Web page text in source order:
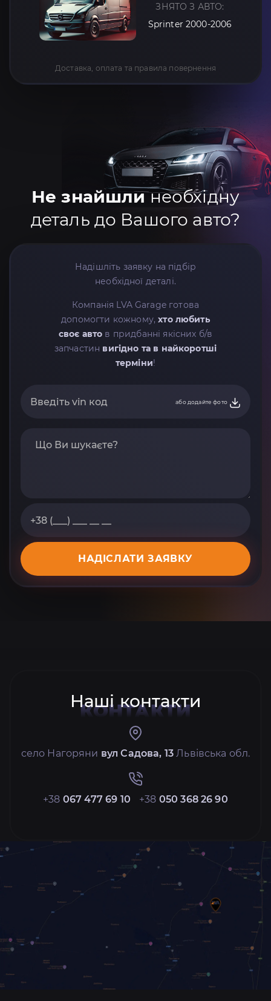
ЗНЯТО З АВТО:
Sprinter 2000-2006
Доставка, оплата та правила повернення
Не знайшлинеобхідну
деталь до Вашого авто?
Надішліть заявку на підбір
необхідної деталі.
Компанія LVA Garage готова
допомогти кожному,хто любить
своє авто в придбанні якісних б/в
запчастин вигідно та в найкоротші
терміни!
або додайте фото
НАДІСЛАТИ ЗАЯВКУ
Наші контакти
КОНТАКТИ
село Нагоряни вул Садова, 13 Львівська обл.
+38 067 477 69 10 +38 050 368 26 90